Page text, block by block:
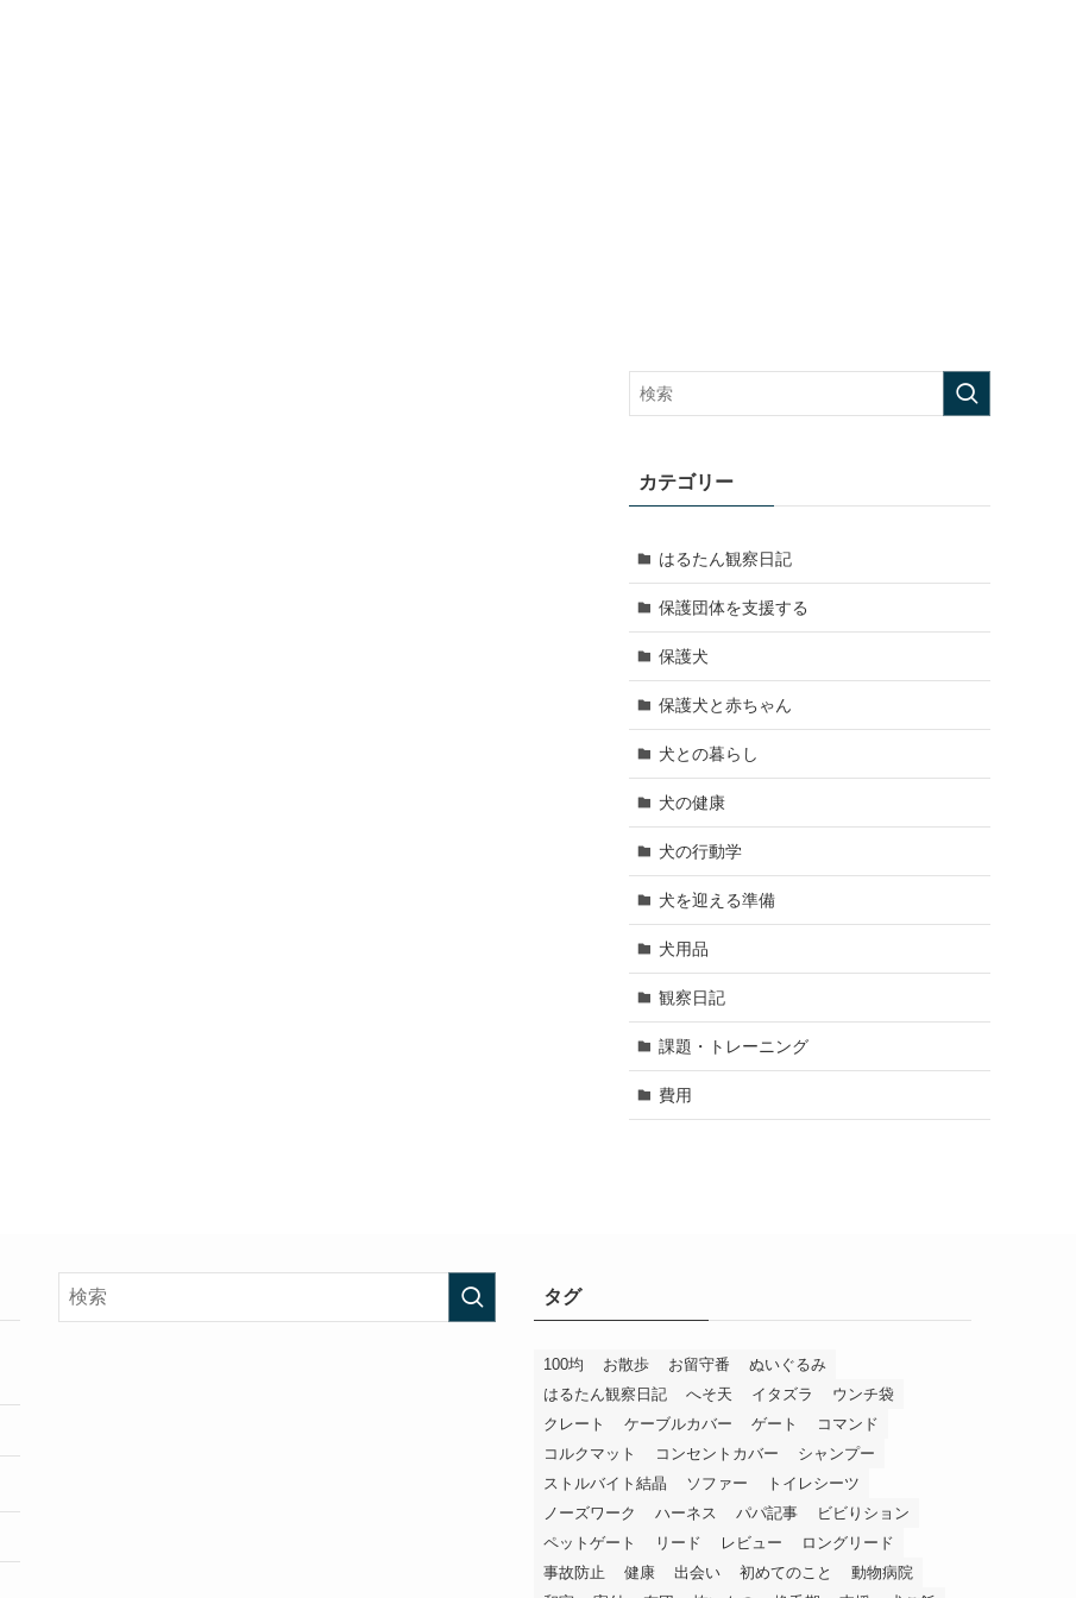
カテゴリー
はるたん観察日記
保護団体を支援する
保護犬
保護犬と赤ちゃん
犬との暮らし
犬の健康
犬の行動学
犬を迎える準備
犬用品
観察日記
課題・トレーニング
費用
タグ
100均 お散歩 お留守番
ぬいぐるみ
はるたん観察日記
へそ天 イタズラ
ウンチ袋
クレート
ケーブルカバー ゲート
コマンド
コルクマット
コンセントカバー
シャンプー
ストルバイト結晶
ソファー
トイレシーツ
ノーズワーク
ハーネス パパ記事
ビビりション
ペットゲート
リード レビュー
ロングリード
事故防止
健康 出会い 初めてのこと
動物病院